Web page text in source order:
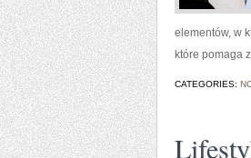
elementów, w
które pomaga
CATEGORIES: